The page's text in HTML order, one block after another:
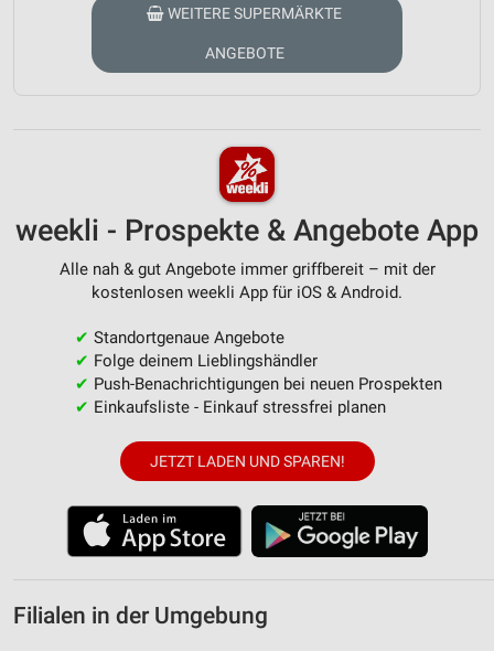
WEITERE SUPERMÄRKTE
ANGEBOTE
weekli - Prospekte & Angebote App
Alle nah & gut Angebote immer griffbereit – mit der
kostenlosen weekli App für iOS & Android.
✔ Standortgenaue Angebote
✔ Folge deinem Lieblingshändler
✔ Push-Benachrichtigungen bei neuen Prospekten
✔ Einkaufsliste - Einkauf stressfrei planen
JETZT LADEN UND SPAREN!
Filialen in der Umgebung